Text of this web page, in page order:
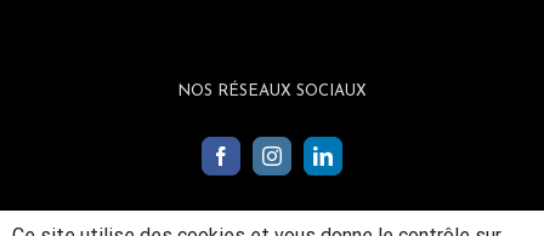
NOS RÉSEAUX SOCIAUX